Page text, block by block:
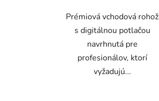
Prémiová vchodová rohož
s digitálnou potlačou
navrhnutá pre
profesionálov, ktorí
vyžadujú...